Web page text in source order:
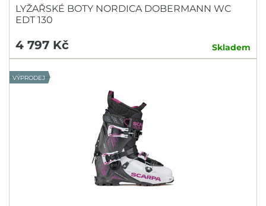
LYŽAŘSKÉ BOTY NORDICA DOBERMANN WC
EDT 130
4 797 Kč Skladem
VÝPRODEJ